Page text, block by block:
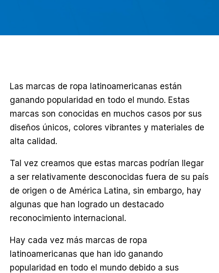
Las marcas de ropa latinoamericanas están
ganando popularidad en todo el mundo. Estas
marcas son conocidas en muchos casos por sus
diseños únicos, colores vibrantes y materiales de
alta calidad.
Tal vez creamos que estas marcas podrían llegar
a ser relativamente desconocidas fuera de su país
de origen o de América Latina, sin embargo, hay
algunas que han logrado un destacado
reconocimiento internacional.
Hay cada vez más marcas de ropa
latinoamericanas que han ido ganando
popularidad en todo el mundo debido a sus